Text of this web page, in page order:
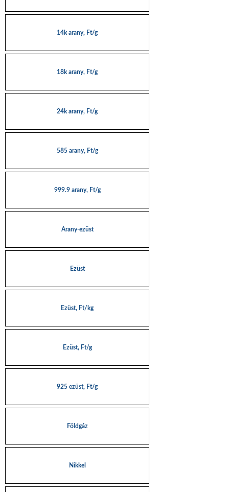
14k arany, Ft/g
18k arany, Ft/g
24k arany, Ft/g
585 arany, Ft/g
999.9 arany, Ft/g
Arany-ezüst
Ezüst
Ezüst, Ft/kg
Ezüst, Ft/g
925 ezüst, Ft/g
Földgáz
Nikkel